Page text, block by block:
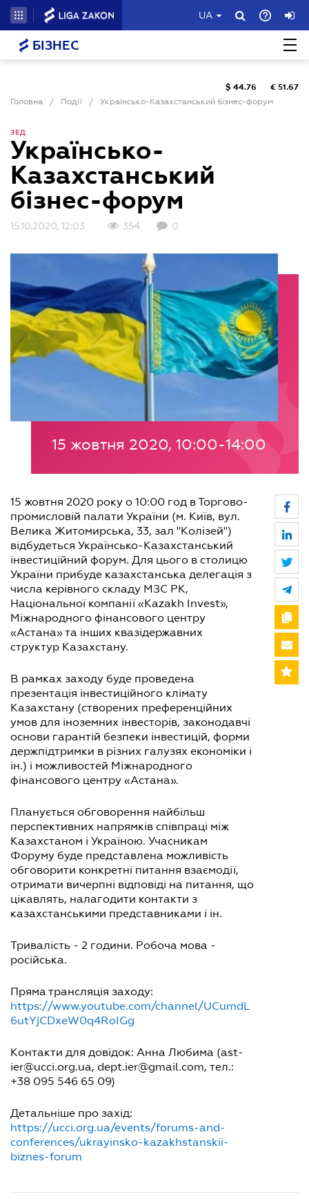
UA
БІЗНЕС
Головна / Події / Українсько-Казахстанський бізнес-форум
$ 44.76 € 51.67
ЗЕД
Українсько-
Казахстанський
бізнес-форум
15.10.2020, 12:03 354 0
15 жовтня 2020, 10:00-14:00
15 жовтня 2020 року о 10:00 год в Торгово-
промисловій палати України (м. Київ, вул.
Велика Житомирська, 33, зал "Колізей")
відбудеться Українсько-Казахстанський
інвестиційний форум. Для цього в столицю
України прибуде казахстанська делегація з
числа керівного складу МЗС РК,
Національної компанії «Kazakh Invest»,
Міжнародного фінансового центру
«Астана» та інших квазідержавних
структур Казахстану.
В рамках заходу буде проведена
презентація інвестиційного клімату
Казахстану (створених преференційних
умов для іноземних інвесторів, законодавчі
основи гарантій безпеки інвестицій, форми
держпідтримки в різних галузях економіки і
ін.) і можливостей Міжнародного
фінансового центру «Астана».
Планується обговорення найбільш
перспективних напрямків співпраці між
Казахстаном і Україною. Учасникам
Форуму буде представлена можливість
обговорити конкретні питання взаємодії,
отримати вичерпні відповіді на питання, що
цікавлять, налагодити контакти з
казахстанськими представниками і ін.
Тривалість - 2 години. Робоча мова -
російська.
Пряма трансляція заходу:
https://www.youtube.com/channel/UCumdL
6utYjCDxeW0q4RoIGg
Контакти для довідок: Анна Любима (ast-
ier@ucci.org.ua, dept.ier@gmail.com, тел.:
+38 095 546 65 09)
Детальніше про захід:
https://ucci.org.ua/events/forums-and-
conferences/ukrayinsko-kazakhstanskii-
biznes-forum